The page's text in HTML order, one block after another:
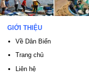
GIỚI THIỆU
Về Dân Biển
Trang chủ
Liên hệ